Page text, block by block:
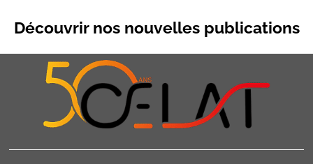
Découvrir nos nouvelles publications